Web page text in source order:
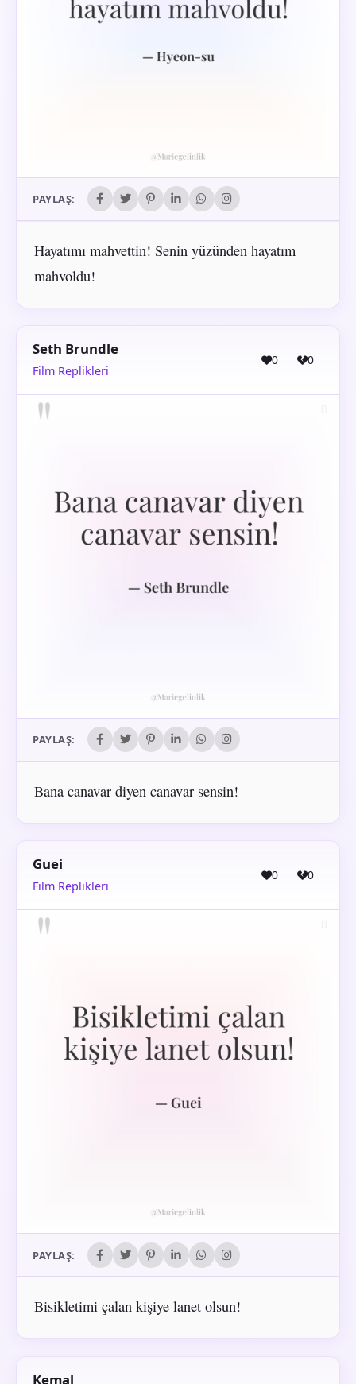
PAYLAŞ:
Hayatımı mahvettin! Senin yüzünden hayatım
mahvoldu!
Seth Brundle
Film Replikleri
0 0
PAYLAŞ:
Bana canavar diyen canavar sensin!
Guei
Film Replikleri
0 0
PAYLAŞ:
Bisikletimi çalan kişiye lanet olsun!
Kemal